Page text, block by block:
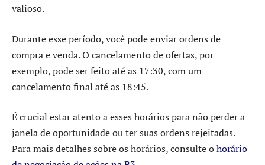
valioso.
Durante esse período, você pode enviar ordens de
compra e venda. O cancelamento de ofertas, por
exemplo, pode ser feito até as 17:30, com um
cancelamento final até as 18:45.
É crucial estar atento a esses horários para não perder a
janela de oportunidade ou ter suas ordens rejeitadas.
Para mais detalhes sobre os horários, consulte ohorário